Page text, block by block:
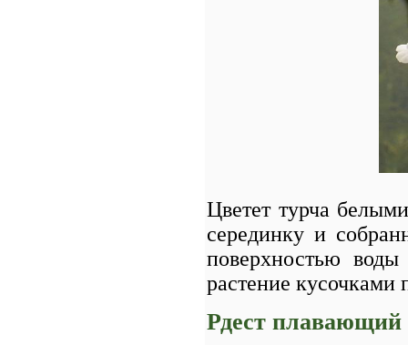
Цветет турча
серединку и
поверхностью
растение кусочками
Рдест плавающий